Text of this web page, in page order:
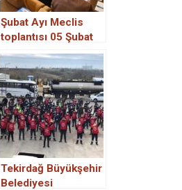
Şubat Ayı Meclis
toplantısı 05 Şubat
Pazartesi
Tekirdağ Büyükşehir
Belediyesi